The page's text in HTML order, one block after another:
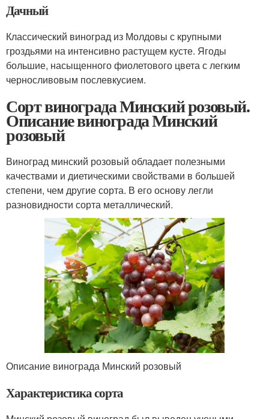
Дачный
Классический виноград из Молдовы с крупными
гроздьями на интенсивно растущем кусте. Ягоды
большие, насыщенного фиолетового цвета с легким
черносливовым послевкусием.
Сорт винограда Минский розовый.
Описание винограда Минский
розовый
Виноград минский розовый обладает полезными
качествами и диетическими свойствами в большей
степени, чем другие сорта. В его основу легли
разновидности сорта металлический.
Описание винограда Минский розовый
Характеристика сорта